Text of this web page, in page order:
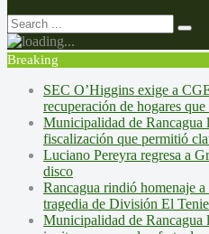
Breaking
SEC O’Higgins exige a
recuperación de hogares
Municipalidad de Rancagua
fiscalización que permitió
Luciano Pereyra regresa a
disco
Rancagua rindió homenaje
tragedia de División El
Municipalidad de Rancagua